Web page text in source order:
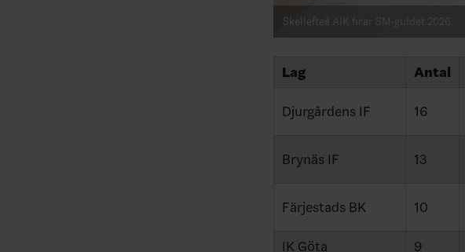
Skellefteå AIK firar SM-guldet 2026.
Lag Antal
Djurgårdens IF 16
Brynäs IF 13
Färjestads BK 10
IK Göta
9